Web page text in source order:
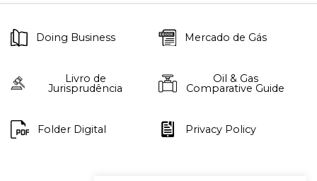
Doing Business Mercado de Gás
Livro de
Jurisprudência
Oil & Gas
Comparative Guide
Folder Digital Privacy Policy